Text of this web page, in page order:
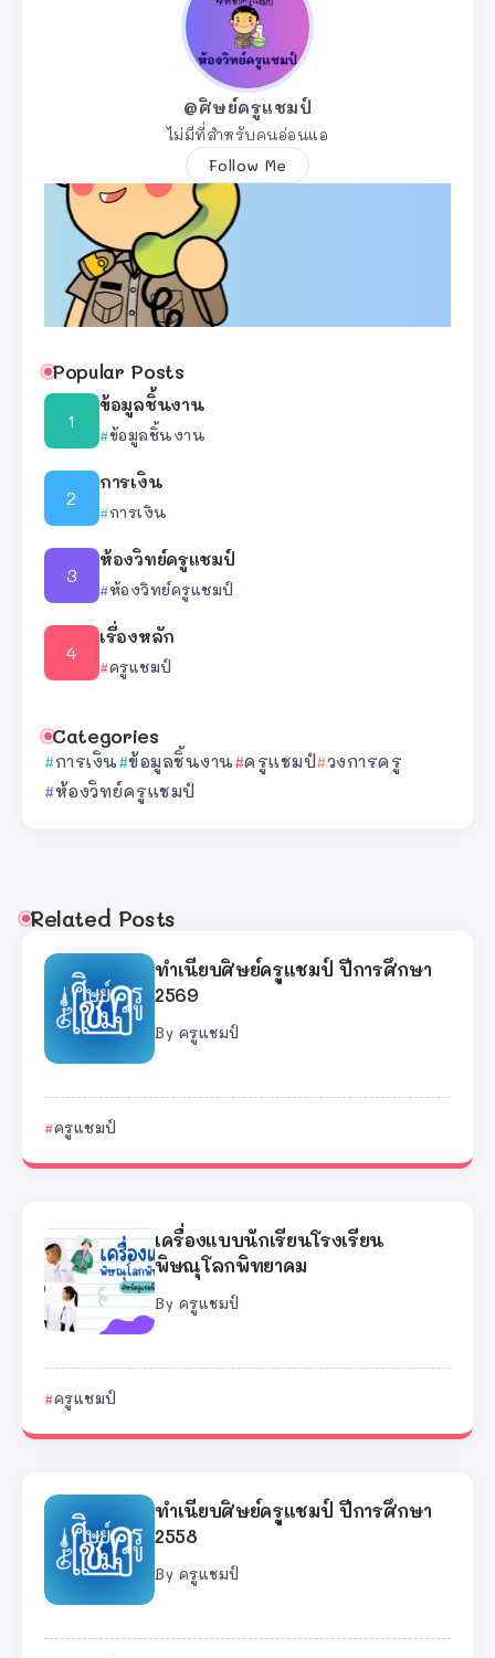
@ศิษย์ครูแชมป์
ไม่มีที่สำหรับคนอ่อนแอ
Follow Me
Popular Posts
ข้อมูลชิ้นงาน
ข้อมูลชิ้นงาน
การเงิน
การเงิน
ห้องวิทย์ครูแชมป์
ห้องวิทย์ครูแชมป์
เรื่องหลัก
ครูแชมป์
Categories
การเงิน ข้อมูลชิ้นงาน ครูแชมป์ วงการครู
ห้องวิทย์ครูแชมป์
Related Posts
ทำเนียบศิษย์ครูแชมป์ ปีการศึกษา
2569
By ครูแชมป์
ครูแชมป์
เครื่องแบบนักเรียนโรงเรียน
พิษณุโลกพิทยาคม
By ครูแชมป์
ครูแชมป์
ทำเนียบศิษย์ครูแชมป์ ปีการศึกษา
2558
By ครูแชมป์